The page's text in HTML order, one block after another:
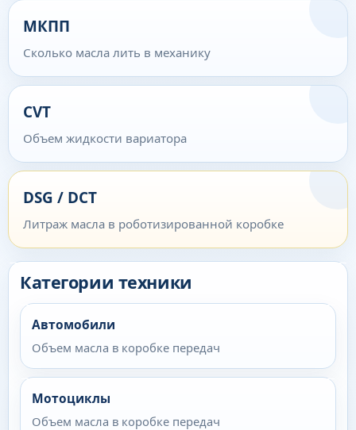
МКПП
Сколько масла лить в механику
CVT
Объем жидкости вариатора
DSG / DCT
Литраж масла в роботизированной коробке
Категории техники
Автомобили
Объем масла в коробке передач
Мотоциклы
Объем масла в коробке передач